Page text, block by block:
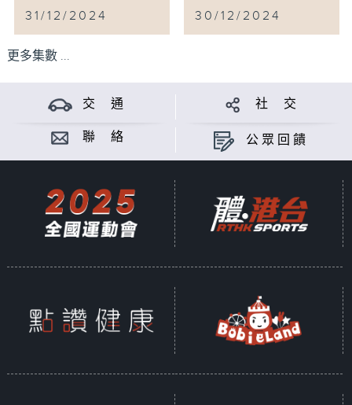
31/12/2024 30/12/2024
更多集數 ...
交 通 社 交
聯 絡 公眾回饋